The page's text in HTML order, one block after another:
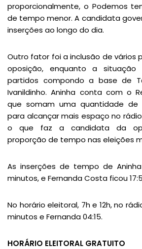
proporcionalmente, o Podemos
de tempo menor. A candidata
inserções ao longo do dia.
Outro fator foi a inclusão de vários
oposição, enquanto a
partidos compondo a base de
Ivanildinho. Aninha conta com o
que somam uma quantidade
para alcançar mais espaço no
o que faz a candidata da
proporção de tempo nas eleições
As inserções de tempo de
minutos, e Fernanda Costa ficou
No horário eleitoral, 7h e 12h, no
minutos e Fernanda 04:15.
HORÁRIO ELEITORAL GRATUITO